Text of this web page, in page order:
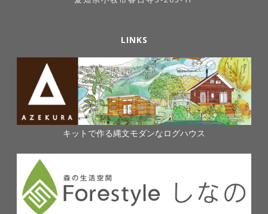
LINKS
キットで作る縄文モダンなログハウス